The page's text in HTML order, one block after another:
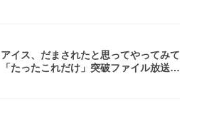
アイス、だまされたと思ってやってみて
「たったこれだけ」突破ファイル放送で